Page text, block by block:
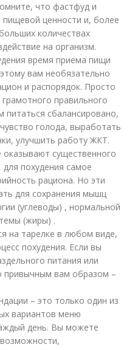
что фастфуд и
пищевой ценности и, более
количествах
на организм.
время приема пищи
вам необязательно
и распорядок. Просто
правильного
сбалансировано,
голода, выработать
улучшить работу ЖКТ.
существенного
похудения самое
рациона. Но эти
для сохранения мышц
(углеводы) , нормальной
(жиры) .
на тарелке в любом виде,
похудения. Если вы
питания или
привычным вам образом –
– это только один из
вариантов меню
день. Вы можете